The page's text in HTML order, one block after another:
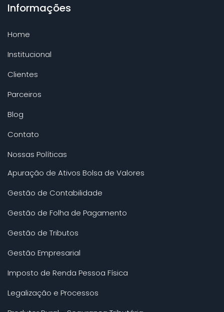
Informações
Home
Institucional
Clientes
Parceiros
Blog
Contato
Nossas Políticas
Apuração de Ativos Bolsa de Valores
Gestão de Contabilidade
Gestão de Folha de Pagamento
Gestão de Tributos
Gestão Empresarial
Imposto de Renda Pessoa Física
Legalização e Processos